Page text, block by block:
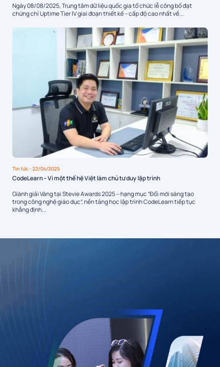
Ngày 08/08/2025, Trung tâm dữ liệu quốc gia tổ chức lễ công bố đạt
chứng chỉ Uptime Tier IV giai đoạn thiết kế – cấp độ cao nhất về...
Tin tức- 22/04/2025
CodeLearn – Vì một thế hệ Việt làm chủ tư duy lập trình
Giành giải Vàng tại Stevie Awards 2025 – hạng mục “Đổi mới sáng tạo
trong công nghệ giáo dục”, nền tảng học lập trình CodeLearn tiếp tục
khẳng định...